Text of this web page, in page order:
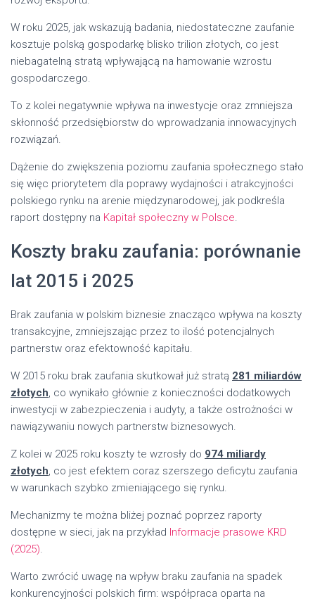
W roku 2025, jak wskazują badania, niedostateczne zaufanie
kosztuje polską gospodarkę blisko trilion złotych, co jest
niebagatelną stratą wpływającą na hamowanie wzrostu
gospodarczego.
To z kolei negatywnie wpływa na inwestycje oraz zmniejsza
skłonność przedsiębiorstw do wprowadzania innowacyjnych
rozwiązań.
Dążenie do zwiększenia poziomu zaufania społecznego stało
się więc priorytetem dla poprawy wydajności i atrakcyjności
polskiego rynku na arenie międzynarodowej, jak podkreśla
raport dostępny na Kapitał społeczny w Polsce.
Koszty braku zaufania: porównanie
lat 2015 i 2025
Brak zaufania w polskim biznesie znacząco wpływa na koszty
transakcyjne, zmniejszając przez to ilość potencjalnych
partnerstw oraz efektowność kapitału.
W 2015 roku brak zaufania skutkował już stratą 281 miliardów
złotych, co wynikało głównie z konieczności dodatkowych
inwestycji w zabezpieczenia i audyty, a także ostrożności w
nawiązywaniu nowych partnerstw biznesowych.
Z kolei w 2025 roku koszty te wzrosły do 974 miliardy
złotych, co jest efektem coraz szerszego deficytu zaufania
w warunkach szybko zmieniającego się rynku.
Mechanizmy te można bliżej poznać poprzez raporty
dostępne w sieci, jak na przykład Informacje prasowe KRD
(2025).
Warto zwrócić uwagę na wpływ braku zaufania na spadek
konkurencyjności polskich firm: współpraca oparta na